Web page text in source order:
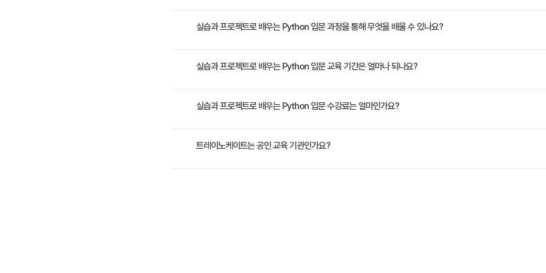
- 프로그래밍 학습이 처음인 왕초보 - 다양한 실습과 프로젝트로 파이썬을 배우고 싶은 학습자 - 데이터 과학, AI 분야
실습과 프로젝트로 배우는 Python 입문 과정을 통해 무엇을 배울 수 있나요?
Python 프로그래밍 입문 과정으로써, 프로그램 언어의 특성과 개발 환경 구성 등을 이해하고 활용합니다. Python 언
실습과 프로젝트로 배우는 Python 입문 교육 기간은 얼마나 되나요?
3일 과정입니다. 상세 일정은 교육 페이지에서 확인하실 수 있습니다.
실습과 프로젝트로 배우는 Python 입문 수강료는 얼마인가요?
수강료는 1,200,000원(VAT 별도)입니다. 고용보험 환급 및 기업 할인 혜택이 적용될 수 있으니 자세한 내용은 트레이
트레이노케이트는 공인 교육 기관인가요?